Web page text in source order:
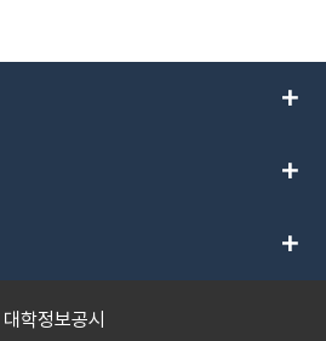
add
add
add
대학정보공시